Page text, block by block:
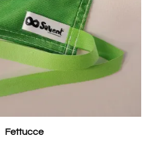
Fettucce